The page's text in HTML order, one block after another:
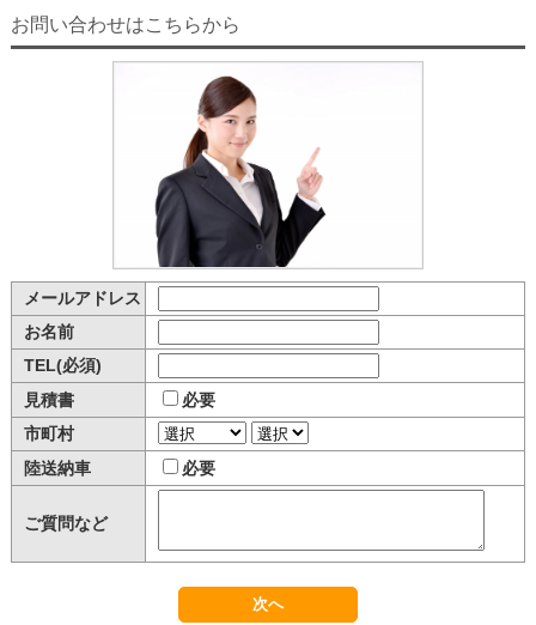
お問い合わせはこちらから
メールアドレス
お名前
TEL(必須)
見積書
必要
市町村
陸送納車
必要
ご質問など